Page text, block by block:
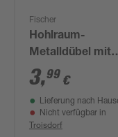
Fischer
Hohlraum-
Metalldübel mit
Schrauben 'HM
Ø 5 x 37 mm, 8-
3,99 €
Lieferung nach
Nicht verfügbar in
Troisdorf